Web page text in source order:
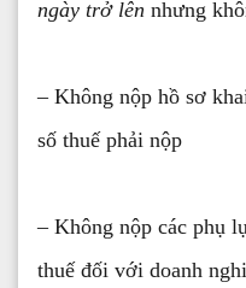
ngày trở lên nhưng
– Không nộp hồ sơ
số thuế phải nộp
– Không nộp các phụ
thuế đối với doanh